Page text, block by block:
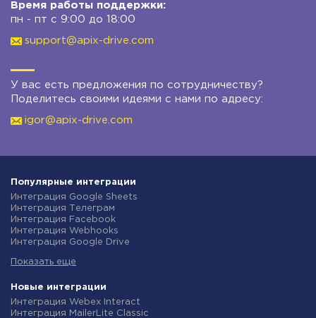
Время работы поддержки:
пн - пт с 9:00 до 18:00
support@apix-drive.com
У вас есть предложения по сотрудничеству?
Поделитесь своими идеями с нами по адресу:
igor@apix-drive.com
Популярные интеграции
Интеграция Google Sheets
Интеграция Телеграм
Интеграция Facebook
Интеграция Webhooks
Интеграция Google Drive
Интеграция Gmail
Интеграция Новая Почта
Интеграция Binotel
Интеграция OpenAI (ChatGPT)
Показать еще
Новые интеграции
Интеграция Webex Interact
Интеграция MailerLite Classic